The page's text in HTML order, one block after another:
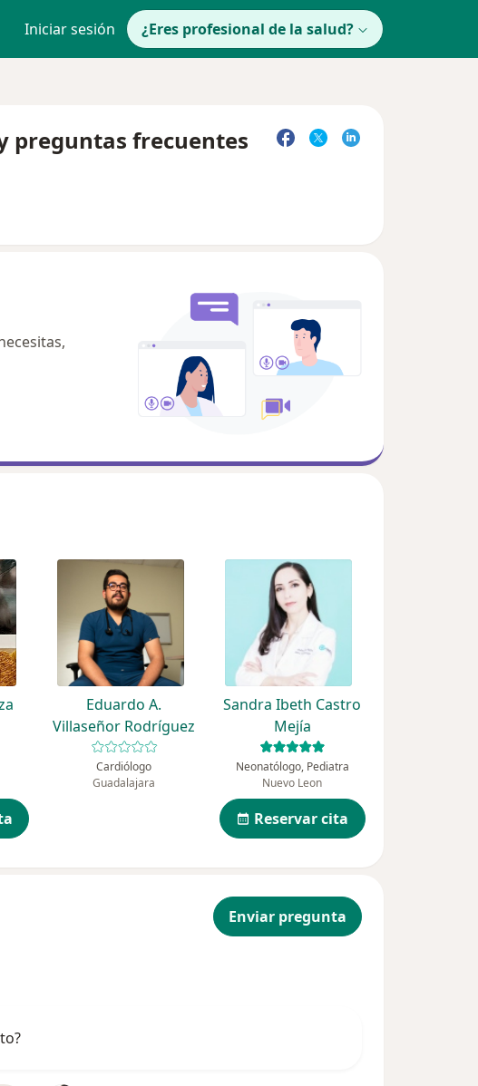
Iniciar sesión ¿Eres profesional de la salud?
preguntas frecuentes
Eduardo A.
Villaseñor Rodríguez
Cardiólogo
Guadalajara
Sandra Ibeth Castro
Mejía
Neonatólogo, Pediatra
Nuevo Leon
Reservar cita
Enviar pregunta